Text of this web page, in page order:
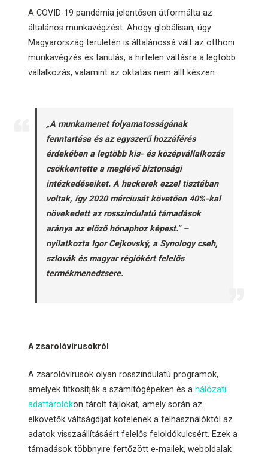
A COVID-19 pandémia jelentősen átformálta az
általános munkavégzést. Ahogy globálisan, úgy
Magyarország területén is általánossá vált az otthoni
munkavégzés és tanulás, a hirtelen váltásra a legtöbb
vállalkozás, valamint az oktatás nem állt készen.
„A munkamenet folyamatosságának
fenntartása és az egyszerű hozzáférés
érdekében a legtöbb kis- és középvállalkozás
csökkentette a meglévő biztonsági
intézkedéseiket. A hackerek ezzel tisztában
voltak, így 2020 márciusát követően 40%-kal
növekedett az rosszindulatú támadások
aránya az előző hónaphoz képest.” –
nyilatkozta Igor Cejkovský, a Synology cseh,
szlovák és magyar régiókért felelős
termékmenedzsere.
A zsarolóvírusokról
A zsarolóvírusok olyan rosszindulatú programok,
amelyek titkosítják a számítógépeken és a hálózati
adattárolókon tárolt fájlokat, amely során az
elkövetők váltságdíjat kötelenek a felhasználóktól az
adatok visszaállításáért felelős feloldókulcsért. Ezek a
támadások többnyire fertőzött e-mailek, weboldalak